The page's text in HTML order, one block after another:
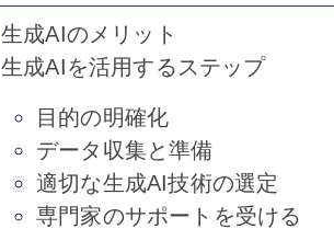
生成AIのメリット
生成AIを活用するステップ
目的の明確化
データ収集と準備
適切な生成AI技術の選定
専門家のサポートを受ける